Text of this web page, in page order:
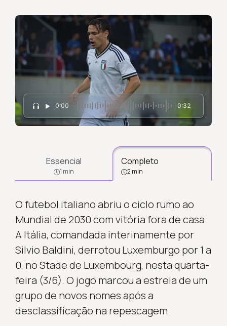
0:00 0:32
Essencial
1 min
Completo
2 min
O futebol italiano abriu o ciclo rumo ao
Mundial de 2030 com vitória fora de casa.
A Itália, comandada interinamente por
Silvio Baldini, derrotou Luxemburgo por 1 a
0, no Stade de Luxembourg, nesta quarta-
feira (3/6). O jogo marcou a estreia de um
grupo de novos nomes após a
desclassificação na repescagem.